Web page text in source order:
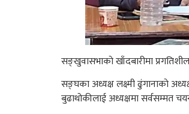
सङ्खुवासभाकाे खाँदबारीमा
सङ्घका अध्यक्ष लक्ष्मी ढुंगानाकाे
बुढाथोकीलाई अध्यक्षमा सर्वसम्मत